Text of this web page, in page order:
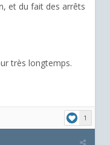
et du fait des arrêts
très longtemps.
1